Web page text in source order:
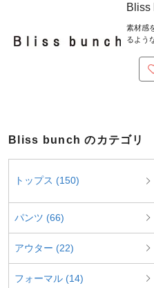
Bliss
素材感
るよう
Bliss bunch のカテゴリ
トップス (150)
パンツ (66)
アウター (22)
フォーマル (14)